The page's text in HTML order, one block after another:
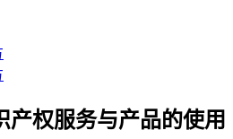
产权服务与产品的使用